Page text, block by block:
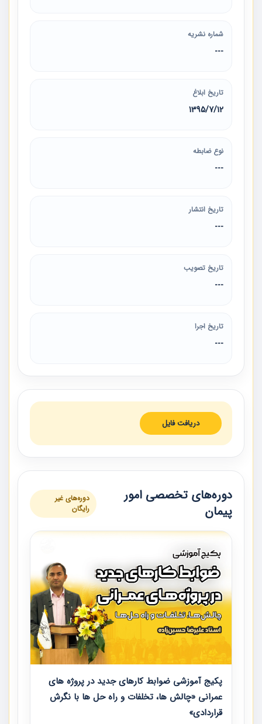
شماره نشریه
---
تاریخ ابلاغ
1395/7/12
نوع ضابطه
---
تاریخ انتشار
---
تاریخ تصویب
---
تاریخ اجرا
---
دریافت فایل
دوره‌های تخصصی امور
پیمان
دوره‌های غیر
رایگان
پکیج آموزشی ضوابط کارهای جدید در پروژه های
عمرانی «چالش ها، تخلفات و راه حل ها با نگرش
قراردادی»